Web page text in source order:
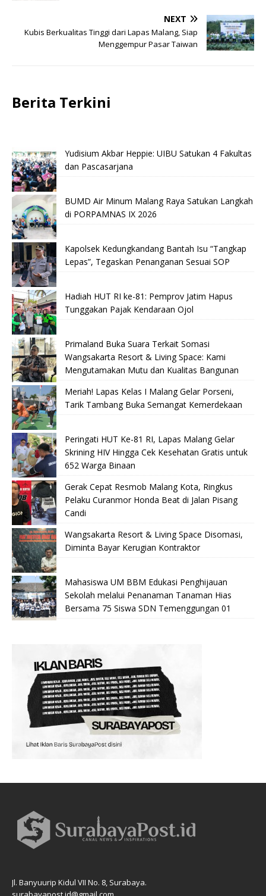
NEXT
Kubis Berkualitas Tinggi dari Lapas Malang, Siap
Menggempur Pasar Taiwan
Berita Terkini
Yudisium Akbar Heppie: UIBU Satukan 4 Fakultas
dan Pascasarjana
BUMD Air Minum Malang Raya Satukan Langkah
di PORPAMNAS IX 2026
Kapolsek Kedungkandang Bantah Isu “Tangkap
Lepas”, Tegaskan Penanganan Sesuai SOP
Hadiah HUT RI ke-81: Pemprov Jatim Hapus
Tunggakan Pajak Kendaraan Ojol
Primaland Buka Suara Terkait Somasi
Wangsakarta Resort & Living Space: Kami
Mengutamakan Mutu dan Kualitas Bangunan
Meriah! Lapas Kelas I Malang Gelar Porseni,
Tarik Tambang Buka Semangat Kemerdekaan
Peringati HUT Ke-81 RI, Lapas Malang Gelar
Skrining HIV Hingga Cek Kesehatan Gratis untuk
652 Warga Binaan
Gerak Cepat Resmob Malang Kota, Ringkus
Pelaku Curanmor Honda Beat di Jalan Pisang
Candi
Wangsakarta Resort & Living Space Disomasi,
Diminta Bayar Kerugian Kontraktor
Mahasiswa UM BBM Edukasi Penghijauan
Sekolah melalui Penanaman Tanaman Hias
Bersama 75 Siswa SDN Temenggungan 01
Jl. Banyuurip Kidul VII No. 8, Surabaya.